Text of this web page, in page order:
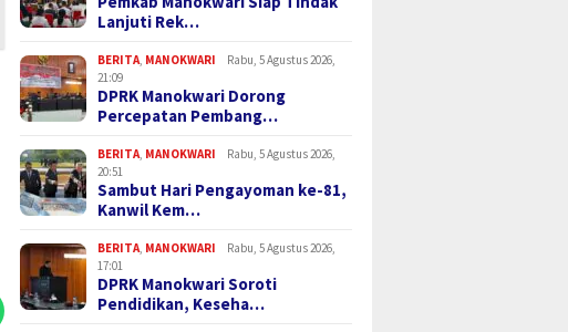
Lanjuti Rek…
BERITA MANOKWARI
Rabu, 5 Agustus 2026,
21:09
DPRK Manokwari Dorong
Percepatan Pembang…
BERITA MANOKWARI
Rabu, 5 Agustus 2026,
20:51
Sambut Hari Pengayoman ke-81,
Kanwil Kem…
BERITA MANOKWARI
Rabu, 5 Agustus 2026,
17:01
DPRK Manokwari Soroti
Pendidikan, Keseha…